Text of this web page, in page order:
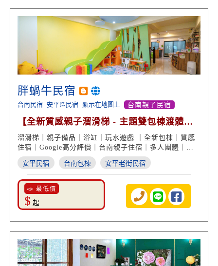
胖蝸牛民宿
台南民宿 安平區民宿 顯示在地圖上 台南親子民宿
【全新質感親子溜滑梯 - 主題雙包棟渡體
驗】
溜滑梯｜親子備品｜浴缸｜玩水遊戲 ｜全新包棟｜質感
住宿｜Google高分評價｜台南親子住宿｜多人團體｜安
平旅遊
安平民宿 台南包棟 安平老街民宿
📣 最低價
$ 起